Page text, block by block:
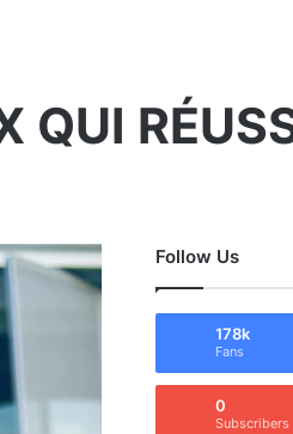
QUI
Follow Us
178k
Fans
0
Subscribers